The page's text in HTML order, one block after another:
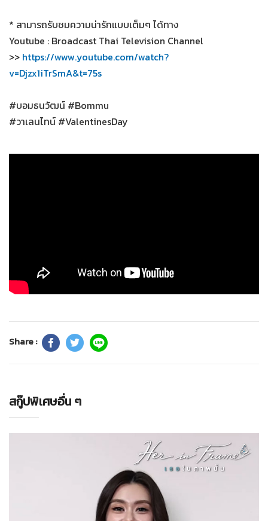
* สามารถรับชมความน่ารักแบบเต็มๆ ได้ทาง
Youtube : Broadcast Thai Television Channel
>> https://www.youtube.com/watch?
v=Djzx1iTrSmA&t=75s
#บอมธนวัฒน์ #Bommu
#วาเลนไทน์ #ValentinesDay
Share :
สกู๊ปพิเศษอื่น ๆ